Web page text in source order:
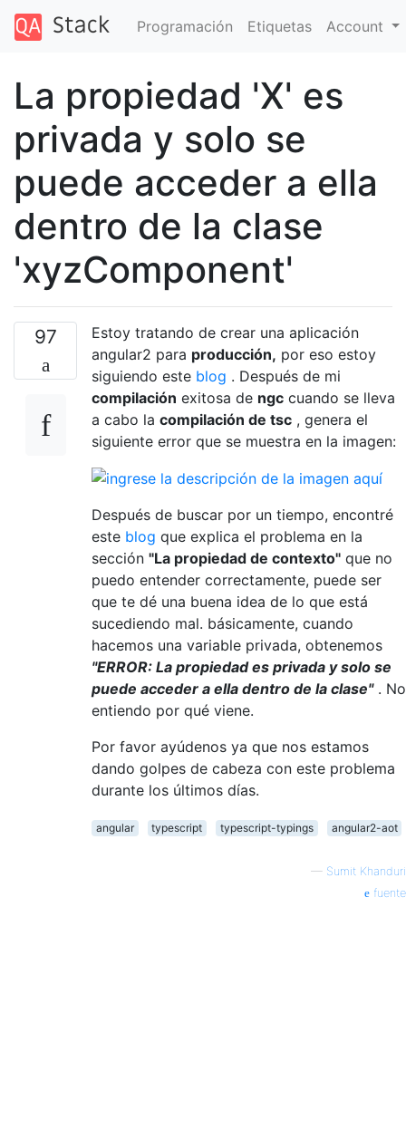
Programación Etiquetas Account
La propiedad 'X' es
privada y solo se
puede acceder a ella
dentro de la clase
'xyzComponent'
97
Estoy tratando de crear una aplicación
angular2 para producción, por eso estoy
siguiendo este blog . Después de mi
compilación exitosa de ngc cuando se lleva
a cabo la compilación de tsc , genera el
siguiente error que se muestra en la imagen:
Después de buscar por un tiempo, encontré
este blog que explica el problema en la
sección "La propiedad de contexto" que no
puedo entender correctamente, puede ser
que te dé una buena idea de lo que está
sucediendo mal. básicamente, cuando
hacemos una variable privada, obtenemos
"ERROR: La propiedad es privada y solo se
puede acceder a ella dentro de la clase". No
entiendo por qué viene.
Por favor ayúdenos ya que nos estamos
dando golpes de cabeza con este problema
durante los últimos días.
angular typescript typescript-typings angular2-aot
— Sumit Khanduri
fuente